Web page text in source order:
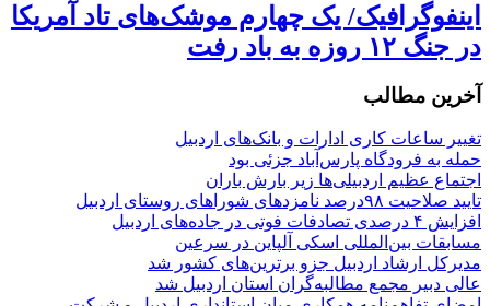
اینفوگرافیک/ یک چهارم موشک‌های تاد آمریکا
در جنگ ۱۲ روزه به باد رفت
آخرین مطالب
تغییر ساعات کاری ادارات و بانک‌های اردبیل
حمله به فرودگاه پارس‌‌آباد جزئی بود
اجتماع عظیم اردبیلی‌ها زیر بارش باران
تایید صلاحیت ۹۸درصد نامزدهای شوراهای روستای اردبیل
افزایش ۴ درصدی تصادفات فوتی در جاده‌های اردبیل
مسابقات بین‌المللی اسکی آلپاین در سرعین
مدیرکل ارشاد اردبیل جزو برترین‌های کشور شد
عالی دبیر مجمع مطالبه‌گران استان اردبیل شد